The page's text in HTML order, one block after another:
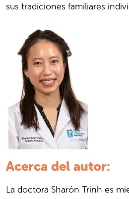
sus tradiciones familiares
Acerca del autor:
La doctora Sharón Trinh es